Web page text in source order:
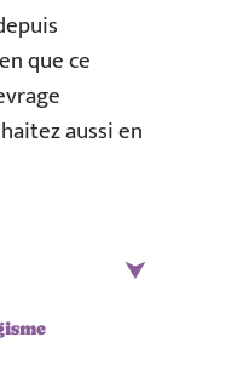
que ce
aussi en